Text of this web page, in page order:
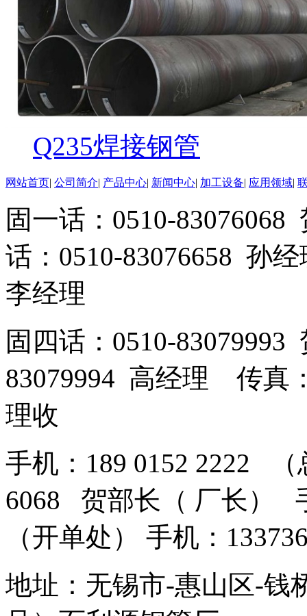
Q235焊接钢管
网站首页| 公司简介| 产品中心| 新闻中心| 加工设备| 应用领域|
固一话：0510-
话：0510-83076658 孙
李经理
固四话：0510-
83079994 高经理 传真
理收
手机：189 0152 2222
6068 贺部长（ 厂长）
（开单处） 手机：
地址：无锡市-惠山区-钱